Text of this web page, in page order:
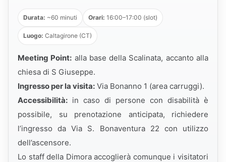
Durata: ~60 minuti Orari: 16:00–17:00 (slot)
Luogo: Caltagirone (CT)
Meeting Point: alla base della Scalinata, accanto alla
chiesa di S Giuseppe.
Ingresso per la visita: Via Bonanno 1 (area carruggi).
Accessibilità: in caso di persone con disabilità è
possibile, su prenotazione anticipata, richiedere
l’ingresso da Via S. Bonaventura 22 con utilizzo
dell’ascensore.
Lo staff della Dimora accoglierà comunque i visitatori